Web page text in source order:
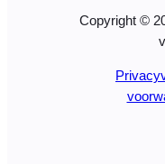
Copyright ©